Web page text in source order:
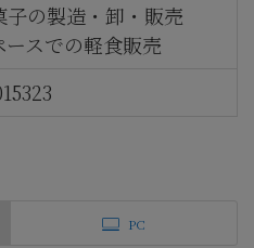
子の製造・卸・販売
ースでの軽食販売
PC